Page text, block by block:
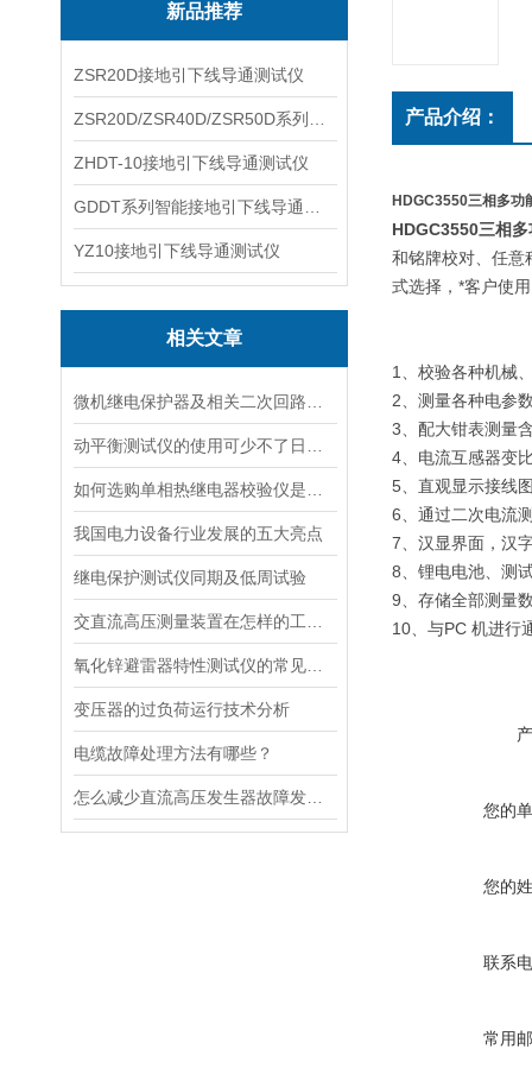
新品推荐
ZSR20D接地引下线导通测试仪
ZHDT-10接地引下线导通测试仪
YZ10接地引下线导通测试仪
相关文章
我国电力设备行业发展的五大亮点
继电保护测试仪同期及低周试验
变压器的过负荷运行技术分析
电缆故障处理方法有哪些？
产品介绍：
HDGC3550三相多功
HDGC3550三相
和铭牌校对、任意
式选择，*客户使
1、校验各种机械
2、测量各种电参
3、配大钳表测量
4、电流互感器变
5、直观显示接线
6、通过二次电流
7、汉显界面，汉
8、锂电电池、测
9、存储全部测量
10、与PC 机进行
您的
您的
联系
常用